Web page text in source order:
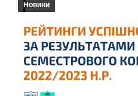
Новини